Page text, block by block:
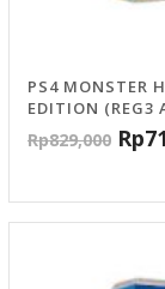
PS4 MONSTER
EDITION (REG3
Rp829,000 Rp